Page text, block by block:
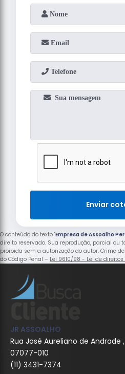
Enviar
O conteúdo do texto "Empresa de Assoalho
direito reservado. Sua reprodução, parcial ou
proibida sem a autorização do autor. Crime
do Código Penal – Lei 9610/98 - Lei de
JR ASSOALHO
Rua José Aureliano de Andrade
07077-010
(11) 3431-7374